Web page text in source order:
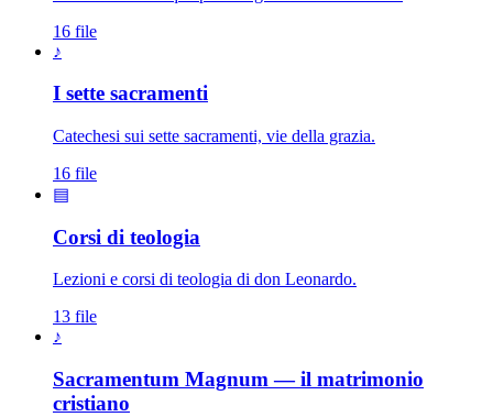
16 file
♪
I sette sacramenti
Catechesi sui sette sacramenti, vie della grazia.
16 file
▤
Corsi di teologia
Lezioni e corsi di teologia di don Leonardo.
13 file
♪
Sacramentum Magnum — il matrimonio
cristiano